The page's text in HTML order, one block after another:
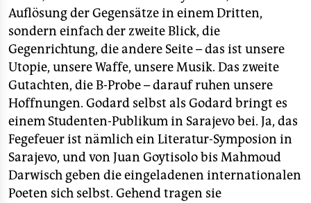
Auflösung der Gegensätze in einem Dritten,
sondern einfach der zweite Blick, die
Gegenrichtung, die andere Seite – das ist unsere
Utopie, unsere Waffe, unsere Musik. Das zweite
Gutachten, die B-Probe – darauf ruhen unsere
Hoffnungen. Godard selbst als Godard bringt es
einem Studenten-Publikum in Sarajevo bei. Ja, das
Fegefeuer ist nämlich ein Literatur-Symposion in
Sarajevo, und von Juan Goytisolo bis Mahmoud
Darwisch geben die eingeladenen internationalen
Poeten sich selbst. Gehend tragen sie